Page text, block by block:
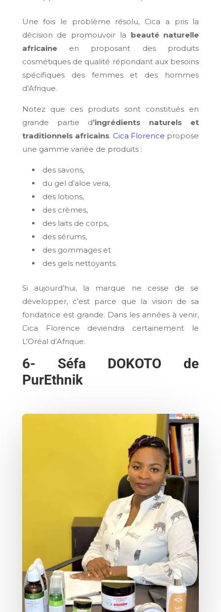
Une fois le problème résolu, Cica a pris la
décision de promouvoir la beauté naturelle
africaineen proposant des produits
cosmétiques de qualité répondant aux besoins
spécifiques des femmes et des hommes
d’Afrique.
Notez que ces produits sont constitués en
grande partie d’ingrédients naturels et
traditionnels africains. Cica Florence propose
une gamme variée de produits :
des savons,
du gel d’aloe vera,
des lotions,
des crèmes,
des laits de corps,
des sérums,
des gommages et
des gels nettoyants.
Si aujourd’hui, la marque ne cesse de se
développer, c’est parce que la vision de sa
fondatrice est grande. Dans les années à venir,
Cica Florence deviendra certainement le
L’Oréal d’Afrique.
6- Séfa DOKOTO de
PurEthnik